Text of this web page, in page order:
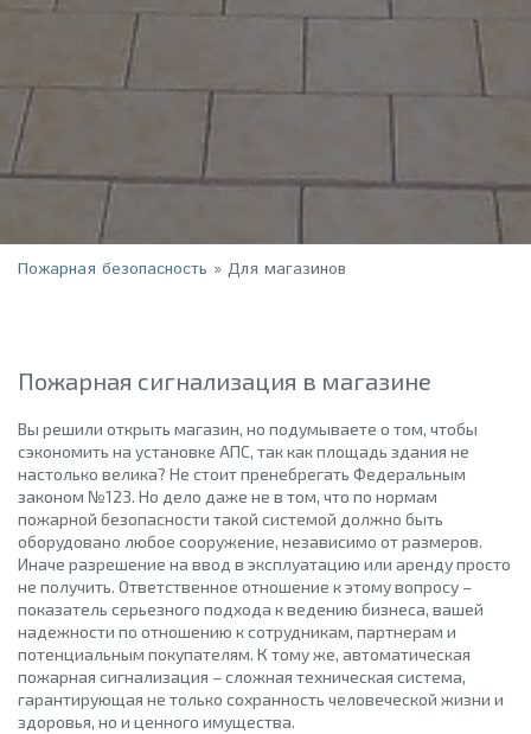
Пожарная безопасность » Для магазинов
Пожарная сигнализация в магазине
Вы решили открыть магазин, но подумываете о том, чтобы
сэкономить на установке АПС, так как площадь здания не
настолько велика? Не стоит пренебрегать Федеральным
законом №123. Но дело даже не в том, что по нормам
пожарной безопасности такой системой должно быть
оборудовано любое сооружение, независимо от размеров.
Иначе разрешение на ввод в эксплуатацию или аренду просто
не получить. Ответственное отношение к этому вопросу –
показатель серьезного подхода к ведению бизнеса, вашей
надежности по отношению к сотрудникам, партнерам и
потенциальным покупателям. К тому же, автоматическая
пожарная сигнализация – сложная техническая система,
гарантирующая не только сохранность человеческой жизни и
здоровья, но и ценного имущества.